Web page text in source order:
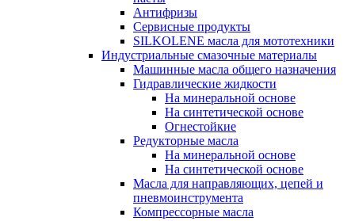
Антифризы
Сервисные продукты
SILKOLENE масла для мототехники
Индустриальные смазочные материалы
Машинные масла общего назначения
Гидравлические жидкости
На минеральной основе
На синтетической основе
Огнестойкие
Редукторные масла
На минеральной основе
На синтетической основе
Масла для направляющих, цепей и
пневмоинструмента
Компрессорные масла